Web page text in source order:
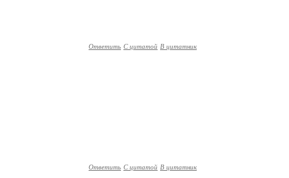
Ответить С цитатой В цитатник
Ответить С цитатой В цитатник